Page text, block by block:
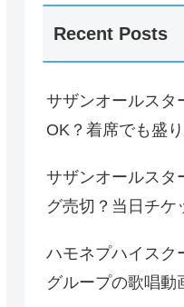
Recent Posts
サザンオールスタ
OK？着席でも盛
サザンオールスタ
グ売切？当日チケ
ハモネプハイスク
グループの歌唱動